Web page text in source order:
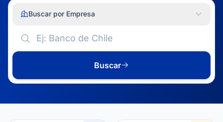
Buscar por Empresa
Buscar